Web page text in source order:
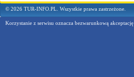
© 2026 TUR-INFO.PL. Wszystkie prawa zastrzeżone.
Korzystanie z serwisu oznacza bezwarunkową akceptację